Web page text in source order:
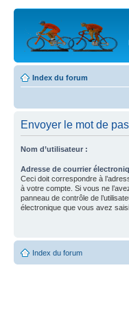
Index du forum
Envoyer le mot de
Nom d’utilisateur :
Adresse de courrier
Ceci doit correspondre à
à votre compte. Si vous ne
panneau de contrôle de
électronique que vous avez
Index du forum